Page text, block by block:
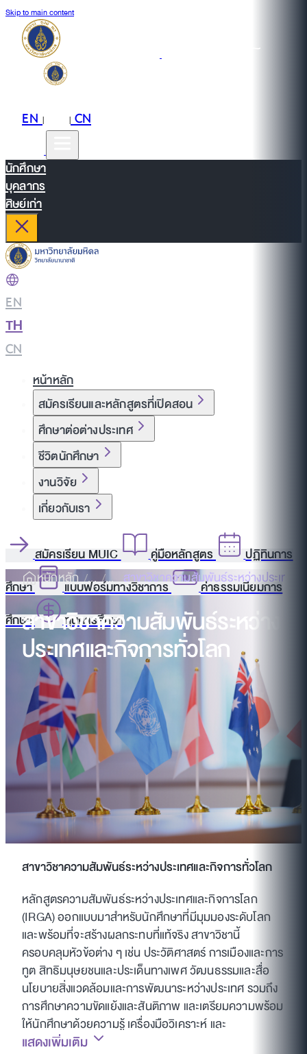
Skip to main content
EN| |CN
นักศึกษา
บุคลากร
ศิษย์เก่า
EN
TH
CN
หน้าหลัก
สมัครเรียนและหลักสูตรที่เปิดสอน
ศึกษาต่อต่างประเทศ
ชีวิตนักศึกษา
งานวิจัย
เกี่ยวกับเรา
สมัครเรียน MUIC คู่มือหลักสูตร
ปฏิทินการ
ศึกษา
แบบฟอร์มทางวิชาการ
ค่าธรรมเนียมการ
ศึกษา
ทุนการศึกษา
หนักหลัก สาขาวิชาความสัมพันธ์ระหว่างประเทศแ
สาขาวิชาความสัมพันธ์ระหว่าง
ประเทศและกิจการทั่วโลก
สาขาวิชาความสัมพันธ์ระหว่างประเทศและกิจการทั่วโลก
หลักสูตรความสัมพันธ์ระหว่างประเทศและกิจการโลก
(IRGA) ออกแบบมาสำหรับนักศึกษาที่มีมุมมองระดับโลก
และพร้อมที่จะสร้างผลกระทบที่แท้จริง สาขาวิชานี้
ครอบคลุมหัวข้อต่าง ๆ เช่น ประวัติศาสตร์ การเมืองและการ
ทูต สิทธิมนุษยชนและประเด็นทางเพศ วัฒนธรรมและสื่อ
นโยบายสิ่งแวดล้อมและการพัฒนาระหว่างประเทศ รวมถึง
การศึกษาความขัดแย้งและสันติภาพ และเตรียมความพร้อม
ให้นักศึกษาด้วยความรู้ เครื่องมือวิเคราะห์ และ
ประสบการณ์จริงเพื่อเป็นผู้นำในโลกที่เปลี่ยนแปลงอย่าง
แสดงเพิ่มเติม